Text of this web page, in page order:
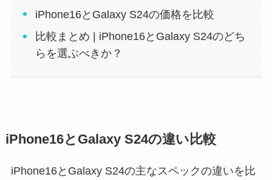
iPhone16とGalaxy S24の価格を比較
比較まとめ | iPhone16とGalaxy S24のどち
らを選ぶべきか？
iPhone16とGalaxy S24の違い比較
iPhone16とGalaxy S24の主なスペックの違いを比